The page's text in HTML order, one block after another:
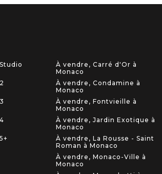
À vendre, Carré d'Or à
Monaco
À vendre, Condamine à
Monaco
À vendre, Fontvieille à
Monaco
À vendre, Jardin Exotique à
Monaco
À vendre, La Rousse - Saint
Roman à Monaco
À vendre, Monaco-Ville à
Monaco